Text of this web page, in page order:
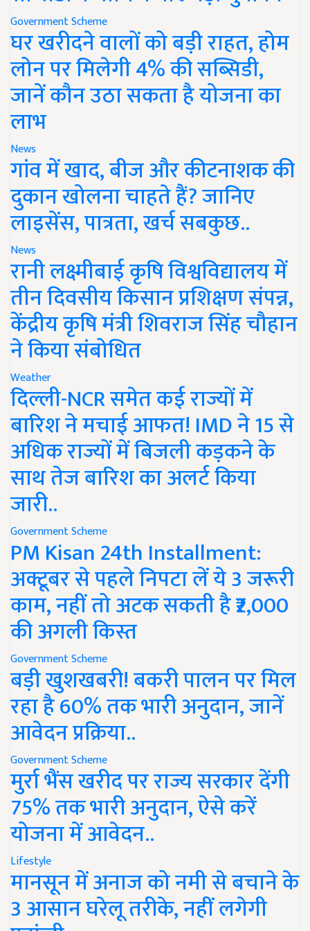
Government Scheme
घर खरीदने वालों को बड़ी राहत, होम
लोन पर मिलेगी 4% की सब्सिडी,
जानें कौन उठा सकता है योजना का
लाभ
News
गांव में खाद, बीज और कीटनाशक की
दुकान खोलना चाहते हैं? जानिए
लाइसेंस, पात्रता, खर्च सबकुछ..
News
रानी लक्ष्मीबाई कृषि विश्वविद्यालय में
तीन दिवसीय किसान प्रशिक्षण संपन्न,
केंद्रीय कृषि मंत्री शिवराज सिंह चौहान
ने किया संबोधित
Weather
दिल्ली-NCR समेत कई राज्यों में
बारिश ने मचाई आफत! IMD ने 15 से
अधिक राज्यों में बिजली कड़कने के
साथ तेज बारिश का अलर्ट किया
जारी..
Government Scheme
PM Kisan 24th Installment:
अक्टूबर से पहले निपटा लें ये 3 जरूरी
काम, नहीं तो अटक सकती है ₹2,000
की अगली किस्त
Government Scheme
बड़ी खुशखबरी! बकरी पालन पर मिल
रहा है 60% तक भारी अनुदान, जानें
आवेदन प्रक्रिया..
Government Scheme
मुर्रा भैंस खरीद पर राज्य सरकार देंगी
75% तक भारी अनुदान, ऐसे करें
योजना में आवेदन..
Lifestyle
मानसून में अनाज को नमी से बचाने के
3 आसान घरेलू तरीके, नहीं लगेगी